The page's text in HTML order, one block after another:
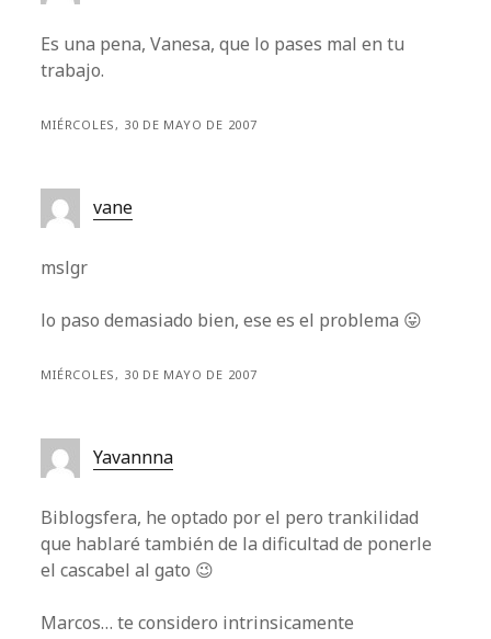
Es una pena, Vanesa, que lo pases mal en tu
trabajo.
MIÉRCOLES, 30 DE MAYO DE 2007
vane
mslgr
lo paso demasiado bien, ese es el problema 😛
MIÉRCOLES, 30 DE MAYO DE 2007
Yavannna
Biblogsfera, he optado por el pero trankilidad
que hablaré también de la dificultad de ponerle
el cascabel al gato 😉
Marcos… te considero intrinsicamente